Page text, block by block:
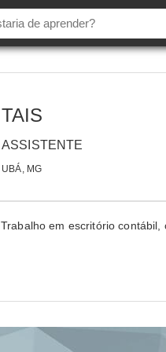
TAIS
ASSISTENTE
UBÁ, MG
Trabalho em escritório contábil,